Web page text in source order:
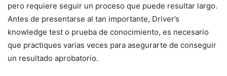
pero requiere seguir un proceso que puede resultar largo.
Antes de presentarse al tan importante, Driver’s
knowledge test o prueba de conocimiento, es necesario
que practiques varias veces para asegurarte de conseguir
un resultado aprobatorio.